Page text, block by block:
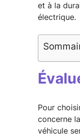
et à la
électrique.
Pour
concerne
véhicule